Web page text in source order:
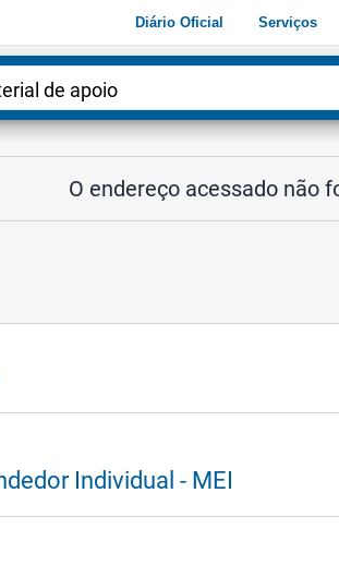
Diário Oficial Serviços
O endereço acessado não
Individual - MEI